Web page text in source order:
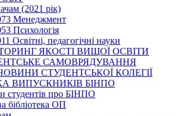
(2021 рік)
Менеджмент
Психологія
Освітні, педагогічні науки
ЯКОСТІ ВИЩОЇ ОСВІТИ
САМОВРЯДУВАННЯ
СТУДЕНТСЬКОЇ КОЛЕГІЇ
ВИПУСКНИКІВ БІНПО
студентів про БІНПО
бібліотека ОП